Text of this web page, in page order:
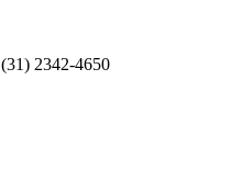
(31) 2342-4650